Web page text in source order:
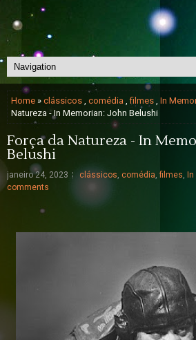
Home » clássicos , comédia ,filmes , In
Natureza - In Memorian: John Belushi
Força da Natureza - In
Belushi
janeiro 24, 2023 clássicos, comédia,filmes,
comments